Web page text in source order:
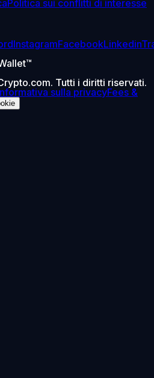
Politica sui conflitti di interesse
InstagramFacebookLinkedin
Tutti i diritti riservati.
sulla privacyFees &